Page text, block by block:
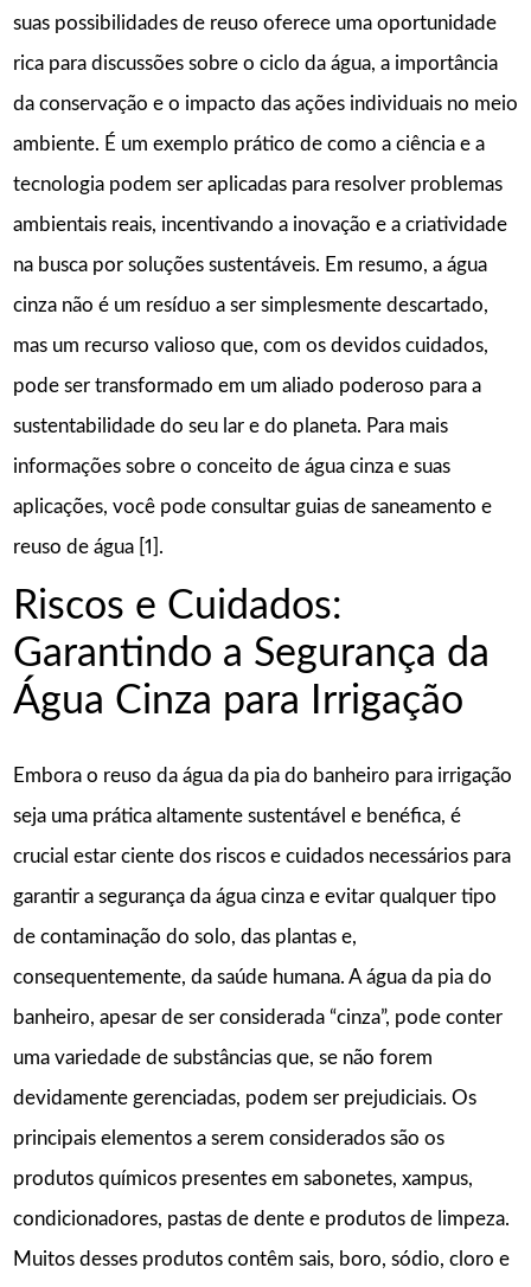
suas possibilidades de reuso oferece uma oportunidade
rica para discussões sobre o ciclo da água, a importância
da conservação e o impacto das ações individuais no meio
ambiente. É um exemplo prático de como a ciência e a
tecnologia podem ser aplicadas para resolver problemas
ambientais reais, incentivando a inovação e a criatividade
na busca por soluções sustentáveis. Em resumo, a água
cinza não é um resíduo a ser simplesmente descartado,
mas um recurso valioso que, com os devidos cuidados,
pode ser transformado em um aliado poderoso para a
sustentabilidade do seu lar e do planeta. Para mais
informações sobre o conceito de água cinza e suas
aplicações, você pode consultar guias de saneamento e
reuso de água [1].
Riscos e Cuidados:
Garantindo a Segurança da
Água Cinza para Irrigação
Embora o reuso da água da pia do banheiro para irrigação
seja uma prática altamente sustentável e benéfica, é
crucial estar ciente dos riscos e cuidados necessários para
garantir a segurança da água cinza e evitar qualquer tipo
de contaminação do solo, das plantas e,
consequentemente, da saúde humana. A água da pia do
banheiro, apesar de ser considerada “cinza”, pode conter
uma variedade de substâncias que, se não forem
devidamente gerenciadas, podem ser prejudiciais. Os
principais elementos a serem considerados são os
produtos químicos presentes em sabonetes, xampus,
condicionadores, pastas de dente e produtos de limpeza.
Muitos desses produtos contêm sais, boro, sódio, cloro e